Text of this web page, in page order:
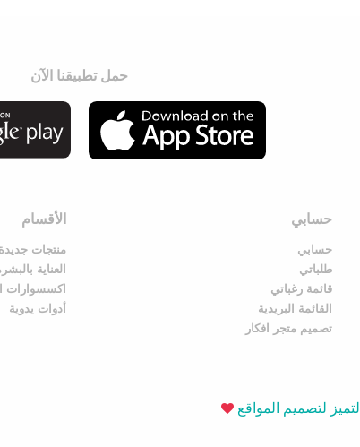
حمل تطبيقنا الآن
حسابي
حسابي
طلباتي
قائمة رغباتي
القائمة البريدية
تصميم متجر افكار
الأقسام
منتجات جديدة
العناية
اكسسوارات
أدوات يدوية
التميز لتصميم المواقع